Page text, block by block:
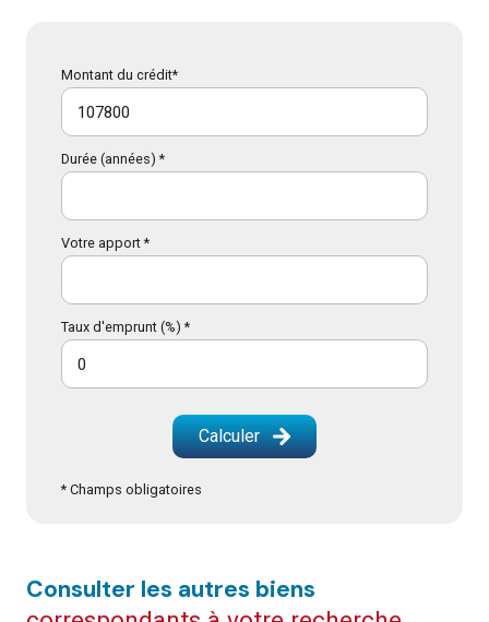
Montant du crédit*
Durée (années) *
Votre apport *
Taux d'emprunt (%) *
Calculer
* Champs obligatoires
consulter les autres biens